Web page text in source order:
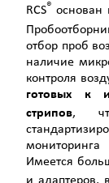
RCS® основан
отбор проб
наличие
контроля
готовых к
стрипов,
Имеется